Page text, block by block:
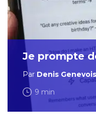
Je prompte
Par Denis Genevois
9 min